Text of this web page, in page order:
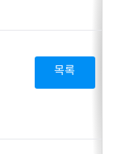
목록